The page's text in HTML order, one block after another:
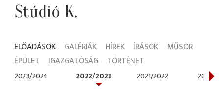
Stúdió K.
ELŐADÁSOK GALÉRIÁK HÍREK ÍRÁSOK
MŰSOR
ÉPÜLET
IGAZGATÓSÁG TÖRTÉNET
2023/2024 2022/2023 2021/2022 2020/